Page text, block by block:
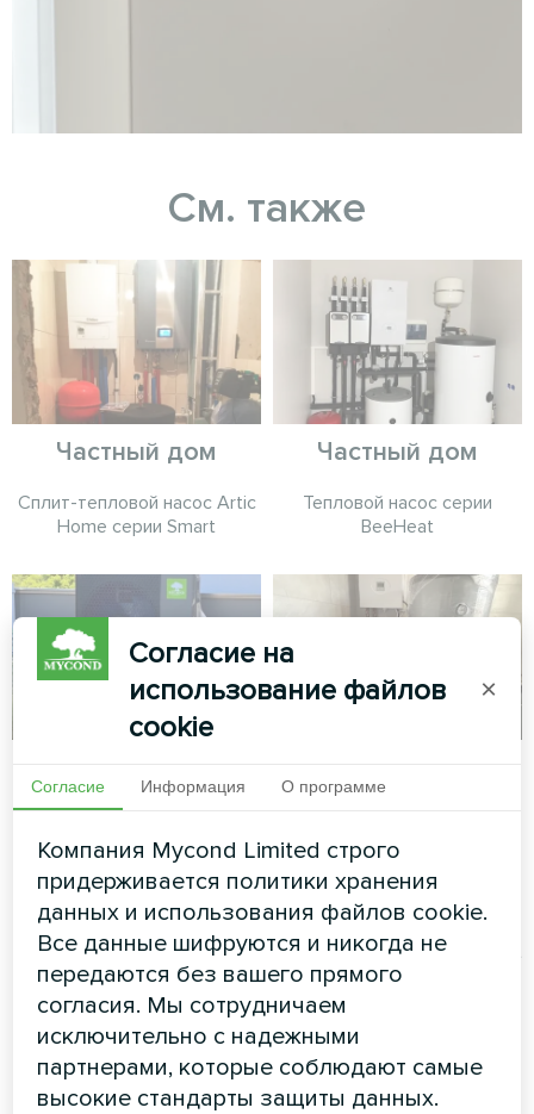
См. также
Частный дом
Сплит-тепловой насос Artic
Home серии Smart
Частный дом
Тепловой насос серии
BeeHeat
тепловыми
насосами Mycond
Split серии BeeHeat
Тепловые насосы MyCond
Split серии BeeHeat
обеспечивают комфорт
круглый год
тепловыми
насосами Mycond
Split BeeHeat MHS-
U12BH
Тепловой насос MyCond Split
BeeHeat MHS-U12BH
обеспечивает надежное
круглый год
Согласие на
использование файлов
cookie
×
Согласие Информация О программе
Компания Mycond Limited строго
придерживается политики хранения
данных и использования файлов cookie.
Все данные шифруются и никогда не
передаются без вашего прямого
согласия. Мы сотрудничаем
исключительно с надежными
партнерами, которые соблюдают самые
высокие стандарты защиты данных.